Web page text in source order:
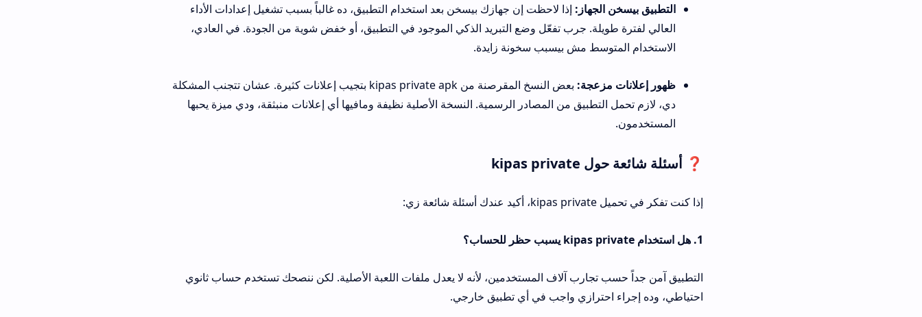
التطبيق بيسخن الجهاز:إذا لاحظت إن جهازك بيسخن بعد استخدام التطبيق، ده غالباً بسبب تشغيل إعدادات الأداء
العالي لفترة طويلة. جرب تفعّل وضع التبريد الذكي الموجود في التطبيق، أو خفض شوية من الجودة. في العادي،
الاستخدام المتوسط مش بيسبب سخونة زايدة.
ظهور إعلانات مزعجة:
بعض النسخ المقرصنة من kipas private apk بتجيب إعلانات كثيرة. عشان تتجنب المشكلة
دي، لازم تحمل التطبيق من المصادر الرسمية. النسخة الأصلية نظيفة ومافيها أي إعلانات منبثقة، ودي ميزة يحبها
❓ أسئلة شائعة حول kipas private
إذا كنت تفكر في تحميل kipas private، أكيد عندك أسئلة شائعة زي:
التطبيق آمن جداً حسب تجارب آلاف المستخدمين، لأنه لا يعدل ملفات اللعبة الأصلية. لكن ننصحك تستخدم حساب ثانوي
احتياطي، وده إجراء احترازي واجب في أي تطبيق خارجي.